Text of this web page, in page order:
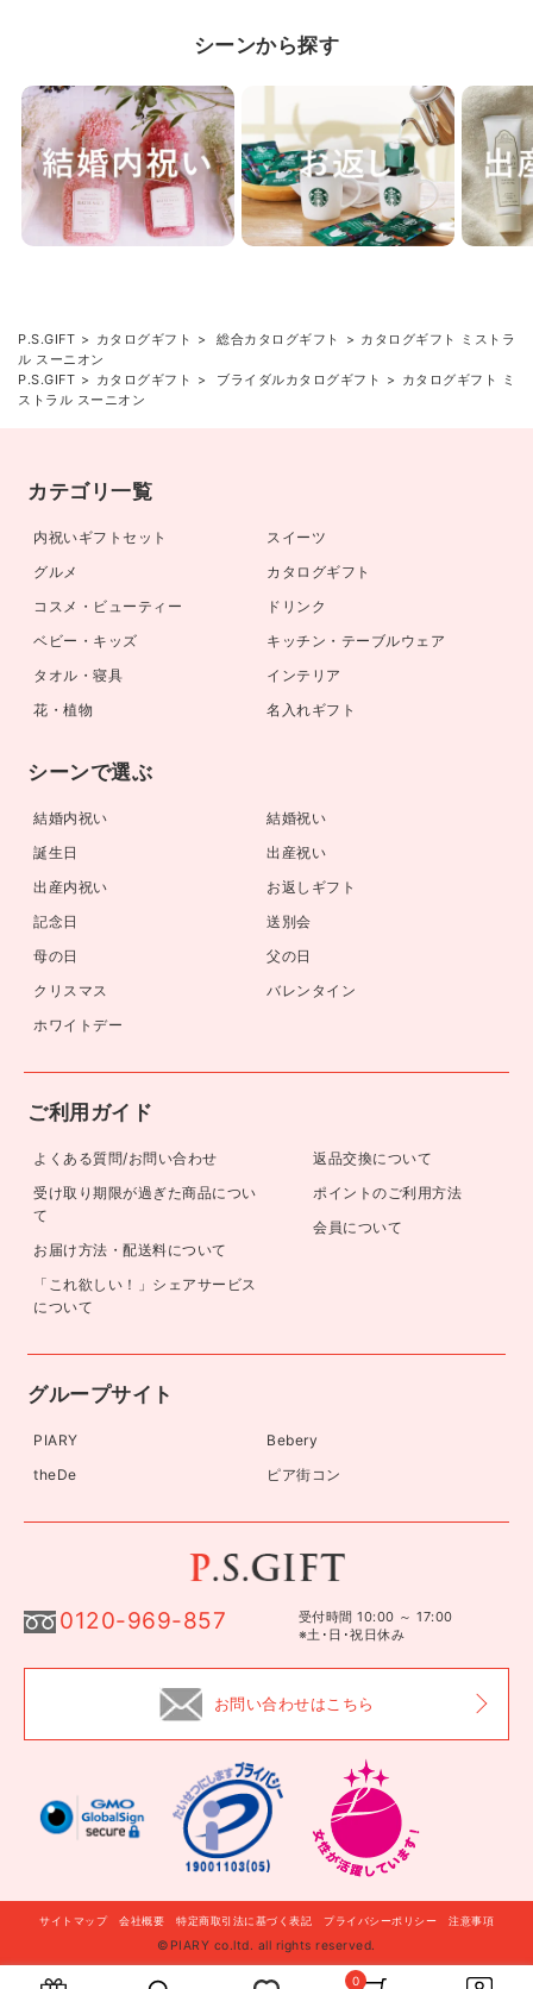
0
シーンから探す
P.S.GIFT カタログギフト 総合カタログギフト
カタログギフト ミストラ
ル スーニオン
P.S.GIFT
カタログギフト ブライダルカタログギフト
カタログギフト ミ
ストラル スーニオン
自分に贈る このギフトを贈る
カテゴリ一覧
内祝いギフトセット
スイーツ
グルメ
カタログギフト
コスメ・ビューティー
ドリンク
ベビー・キッズ
キッチン・テーブルウェア
タオル・寝具
インテリア
花・植物
名入れギフト
シーンで選ぶ
結婚内祝い
結婚祝い
誕生日
出産祝い
出産内祝い
お返しギフト
記念日
送別会
母の日
父の日
クリスマス
バレンタイン
ホワイトデー
ご利用ガイド
よくある質問/お問い合わせ
受け取り期限が過ぎた商品につい
て
お届け方法・配送料について
「これ欲しい！」シェアサービス
について
返品交換について
ポイントのご利用方法
会員について
グループサイト
PIARY
Bebery
theDe
ピア街コン
0120-969-857
受付時間 10:00 ～ 17:00
※土･日･祝日休み
お問い合わせはこちら
サイトマップ 会社概要 特定商取引法に基づく表記 プライバシーポリシー 注意事項
©PIARY co.ltd. all rights reserved.